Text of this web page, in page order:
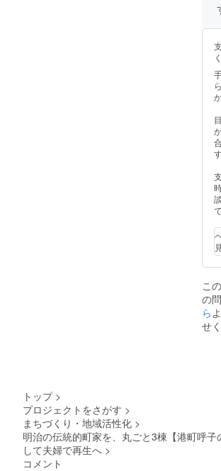
こ
の
ら
せ
トップ >
プロジェクトをさがす >
まちづくり・地域活性化 >
明治の伝統的町家を、丸ごと3棟【港町呼子
して夫婦で再生へ >
コメント